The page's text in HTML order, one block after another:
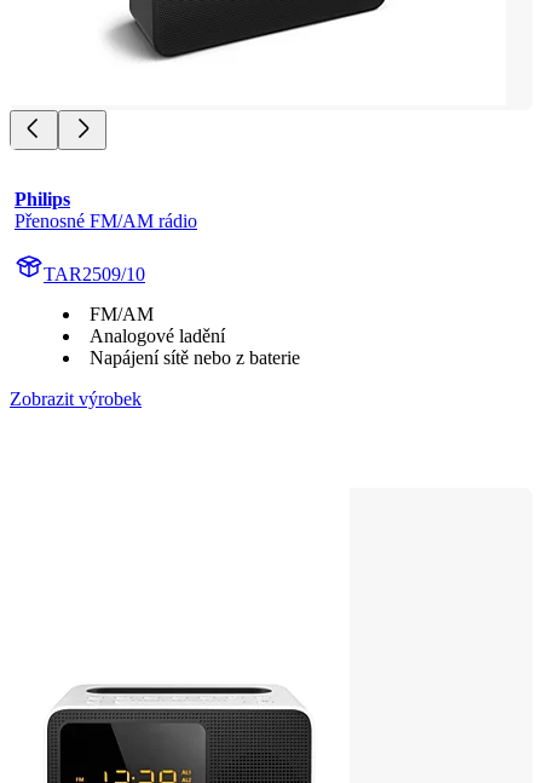
Philips
Přenosné FM/AM rádio
TAR2509/10
FM/AM
Analogové ladění
Napájení sítě nebo z baterie
Zobrazit výrobek